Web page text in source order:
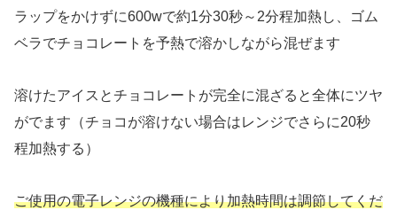
ラップをかけずに600wで約1分30秒～2分程加熱し、ゴム
ベラでチョコレートを予熱で溶かしながら混ぜます
溶けたアイスとチョコレートが完全に混ざると全体にツヤ
がでます（チョコが溶けない場合はレンジでさらに20秒
程加熱する）
ご使用の電子レンジの機種により加熱時間は調節してくだ